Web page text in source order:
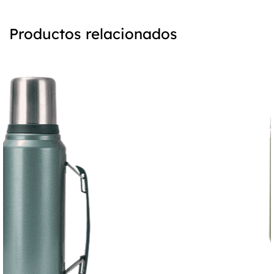
períodos prolongados, según su preferencia.
médico, este termo no solo es robusto sino también
conocido por su resistencia a la corrosión y
durabilidad, lo que lo convierte en un material ideal
para un termo que se utilizará a diario. Para
aquellos que tienen requisitos o preferencias
específicas, el termo también se puede personalizar
con otros tipos de acero inoxidable, asegurando
que satisfaga las necesidades individuales de cada
usuario.
Una de las características más destacadas de este
Productos relacionados